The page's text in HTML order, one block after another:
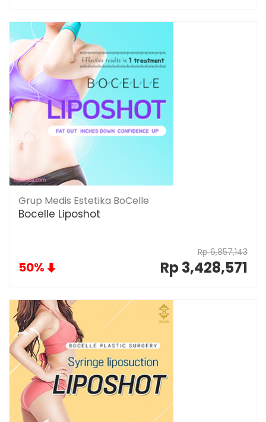
Grup Medis Estetika BoCelle
Bocelle Liposhot
Rp 6,857,143
50% Rp 3,428,571